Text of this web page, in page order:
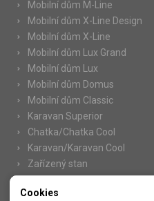
Mobilní dům M-Line
Mobilní dům X-Line Design
Mobilní dům X-Line
Mobilní dům Lux Grand
Mobilní dům Lux
Mobilní dům Domus
Mobilní dům Classic
Karavan Superior
Chatka/Chatka Cool
Karavan/Karavan Cool
Zařízený stan
Cookies